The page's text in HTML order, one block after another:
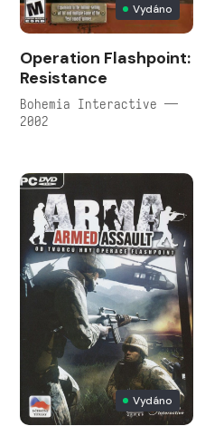
Vydáno
Operation Flashpoint:
Resistance
Bohemia Interactive —
2002
Vydáno